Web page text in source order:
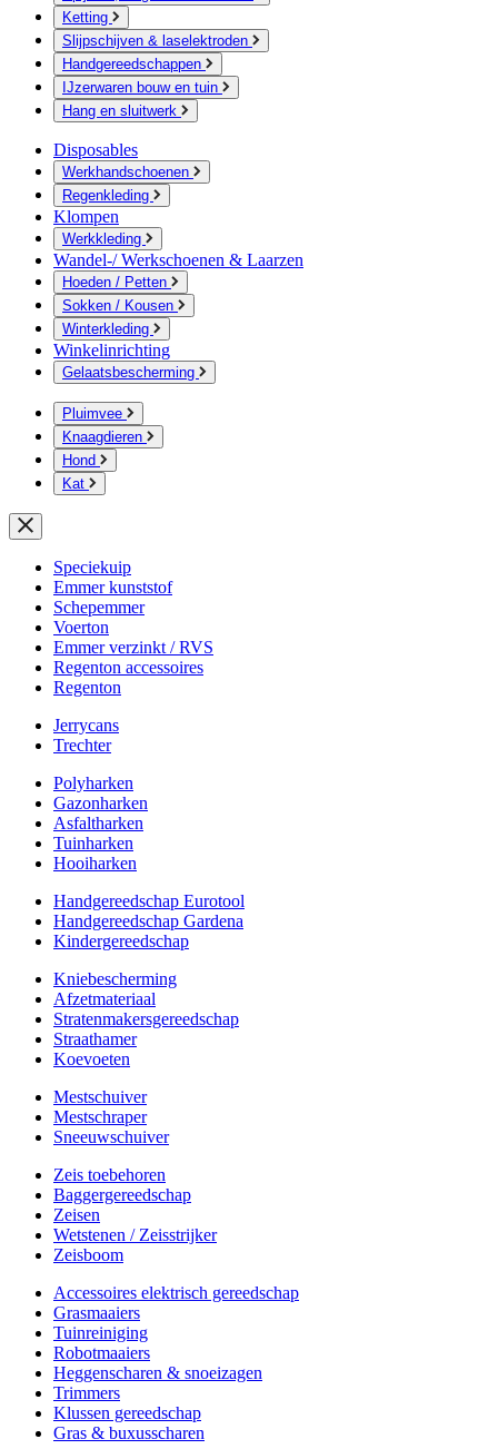
Ketting
Slijpschijven & laselektroden
Handgereedschappen
IJzerwaren bouw en tuin
Hang en sluitwerk
Disposables
Werkhandschoenen
Regenkleding
Klompen
Werkkleding
Wandel-/ Werkschoenen & Laarzen
Hoeden / Petten
Sokken / Kousen
Winterkleding
Winkelinrichting
Gelaatsbescherming
Pluimvee
Knaagdieren
Hond
Kat
Speciekuip
Emmer kunststof
Schepemmer
Voerton
Emmer verzinkt / RVS
Regenton accessoires
Regenton
Jerrycans
Trechter
Polyharken
Gazonharken
Asfaltharken
Tuinharken
Hooiharken
Handgereedschap Eurotool
Handgereedschap Gardena
Kindergereedschap
Kniebescherming
Afzetmateriaal
Stratenmakersgereedschap
Straathamer
Koevoeten
Mestschuiver
Mestschraper
Sneeuwschuiver
Zeis toebehoren
Baggergereedschap
Zeisen
Wetstenen / Zeisstrijker
Zeisboom
Accessoires elektrisch gereedschap
Grasmaaiers
Tuinreiniging
Robotmaaiers
Heggenscharen & snoeizagen
Trimmers
Klussen gereedschap
Gras & buxusscharen